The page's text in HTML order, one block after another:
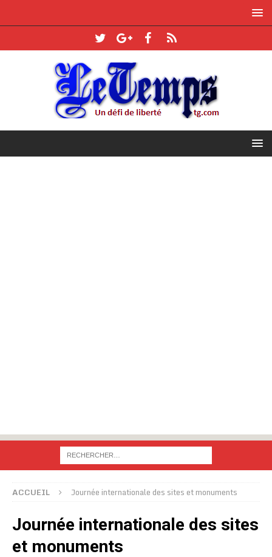
ACCUEIL Journée internationale des sites et monuments
Journée internationale des sites
et monuments